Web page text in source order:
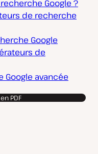
Google ?
de recherche
Google
de
avancée
PDF